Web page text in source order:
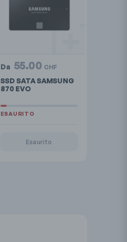
SSD SATA SAMSUNG
870 EVO
Da 55.00 CHF
Esaurito